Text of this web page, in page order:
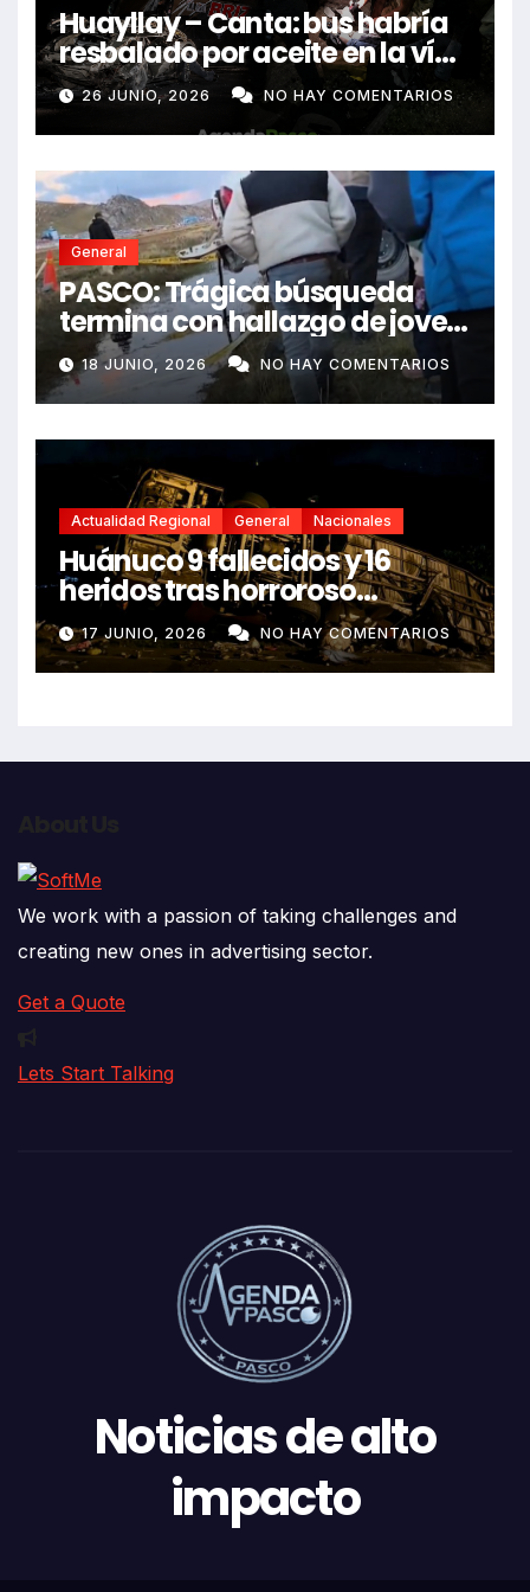
Huayllay – Canta: bus habría
resbalado por aceite en la vía
e impactó auto siniestrado
dejando dos fallecidos
26 JUNIO, 2026 NO HAY COMENTARIOS
General
PASCO: Trágica búsqueda
termina con hallazgo de joven
sin vida en Rancas
18 JUNIO, 2026 NO HAY COMENTARIOS
Actualidad Regional General Nacionales
Huánuco 9 fallecidos y 16
heridos tras horroroso
despiste de bus Real Chancas
que impactó contra vivienda
17 JUNIO, 2026 NO HAY COMENTARIOS
We work with a passion of taking challenges and
creating new ones in advertising sector.
Get a Quote
Lets Start Talking
Noticias de alto
impacto